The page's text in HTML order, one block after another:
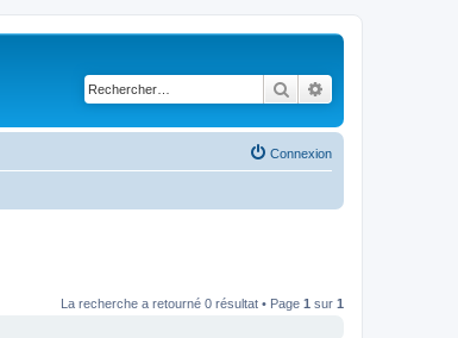
Rechercher
Connexion
La recherche a retourné 0 résultat • Page 1 sur 1